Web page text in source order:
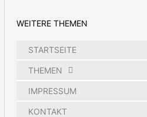
WEITERE THEMEN
STARTSEITE
THEMEN
IMPRESSUM
KONTAKT